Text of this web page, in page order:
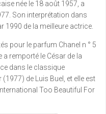
née le 18 août 1957, a
Son interprétation dans
1990 de la meilleure actrice.
pour le parfum Chanel n ° 5
a remporté le César de la
dans le classique
de Luis Buel, et elle est
Too Beautiful For